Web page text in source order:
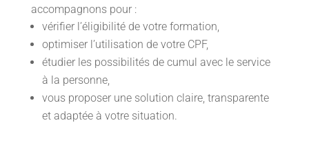
accompagnons pour :
vérifier l’éligibilité de votre formation,
optimiser l’utilisation de votre CPF,
étudier les possibilités de cumul avec le service
à la personne,
vous proposer une solution claire, transparente
et adaptée à votre situation.